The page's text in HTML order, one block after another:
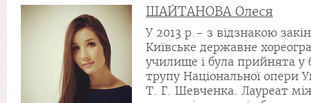
ШАЙТАНОВА Олеся
У 2013 р.- з вiдзнакою
Київське державне
училище і була прийнята у
трупу Національної опери
Т. Г. Шевченка. Лауреат